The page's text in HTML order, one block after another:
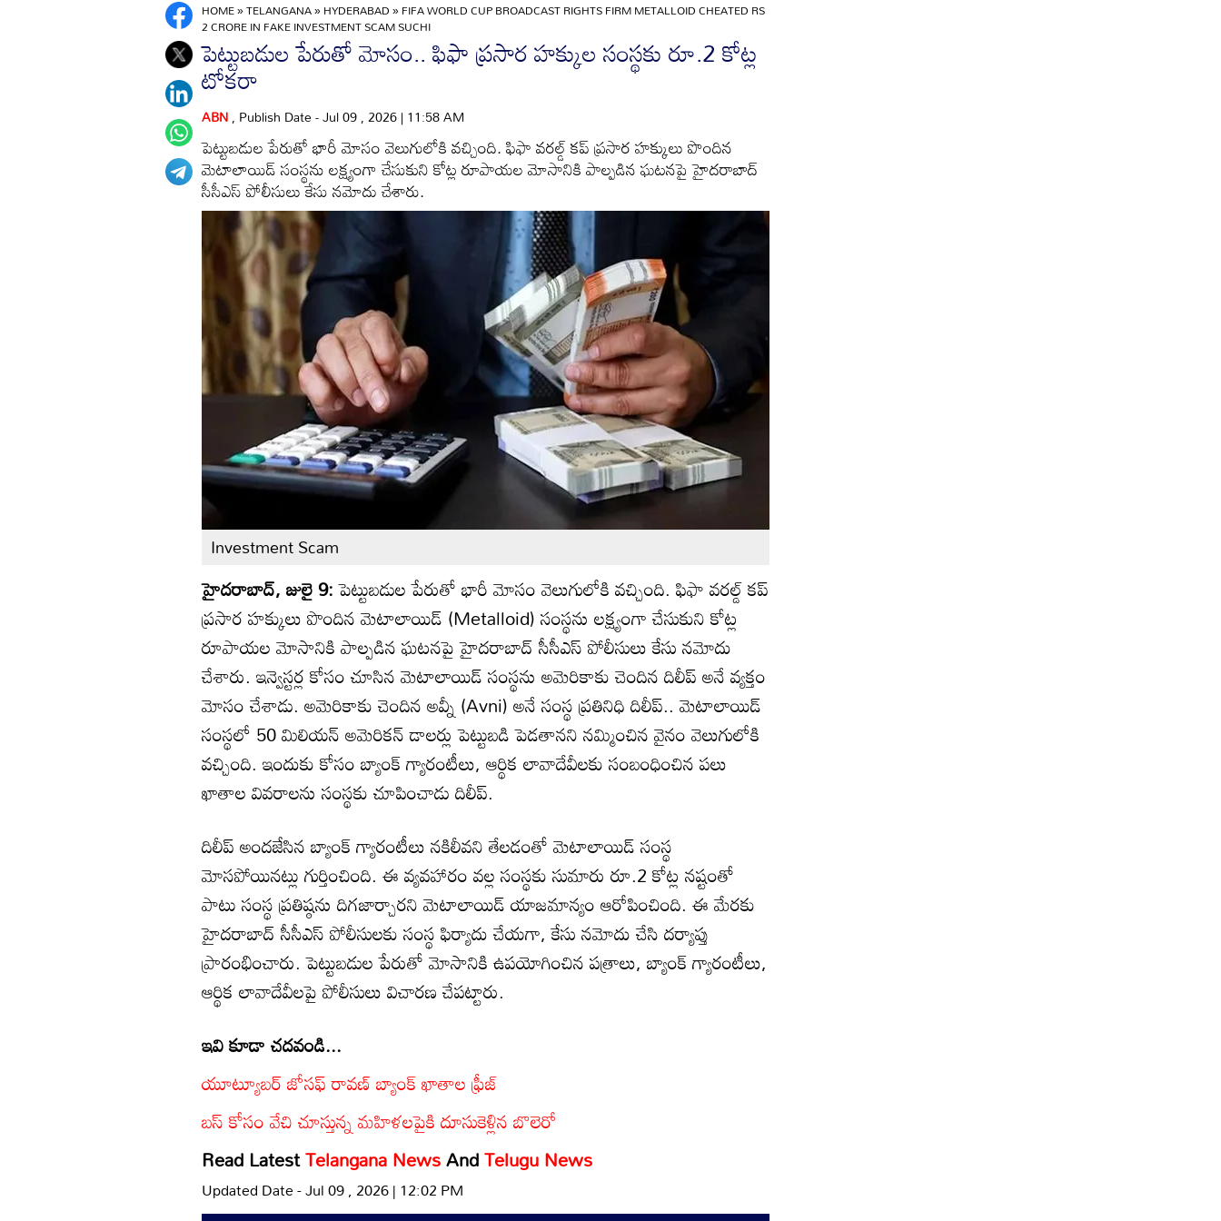
HOME»TELANGANA»HYDERABAD»FIFA WORLD CUP BROADCAST RIGHTS FIRM METALLOID CHEATED RS
2 CRORE IN FAKE INVESTMENT SCAM SUCHI
పెట్టుబడుల పేరుతో మోసం.. ఫిఫా ప్రసార హక్కుల సంస్థకు రూ.2 కోట్ల
టోకరా
ABN, Publish Date - Jul 09 , 2026 | 11:58 AM
పెట్టుబడుల పేరుతో భారీ మోసం వెలుగులోకి వచ్చింది. ఫిఫా వరల్డ్ కప్ ప్రసార హక్కులు పొందిన
మెటాలాయిడ్ సంస్థను లక్ష్యంగా చేసుకుని కోట్ల రూపాయల మోసానికి పాల్పడిన ఘటనపై హైదరాబాద్
సీసీఎస్ పోలీసులు కేసు నమోదు చేశారు.
Investment Scam
హైదరాబాద్, జులై 9:పెట్టుబడుల పేరుతో భారీ మోసం వెలుగులోకి వచ్చింది. ఫిఫా వరల్డ్ కప్
ప్రసార హక్కులు పొందిన మెటాలాయిడ్ (Metalloid) సంస్థను లక్ష్యంగా చేసుకుని కోట్ల
రూపాయల మోసానికి పాల్పడిన ఘటనపై హైదరాబాద్ సీసీఎస్ పోలీసులు కేసు నమోదు
చేశారు. ఇన్వెస్టర్ల కోసం చూసిన మెటాలాయిడ్ సంస్థను అమెరికాకు చెందిన దిలీప్ అనే వ్యక్తం
మోసం చేశాడు. అమెరికాకు చెందిన అవ్నీ (Avni) అనే సంస్థ ప్రతినిధి దిలీప్.. మెటాలాయిడ్
సంస్థలో 50 మిలియన్ అమెరికన్ డాలర్లు పెట్టుబడి పెడతానని నమ్మించిన వైనం వెలుగులోకి
వచ్చింది. ఇందుకు కోసం బ్యాంక్ గ్యారంటీలు, ఆర్థిక లావాదేవీలకు సంబంధించిన పలు
ఖాతాల వివరాలను సంస్థకు చూపించాడు దిలీప్.
దిలీప్ అందజేసిన బ్యాంక్ గ్యారంటీలు నకిలీవని తేలడంతో మెటాలాయిడ్ సంస్థ
మోసపోయినట్లు గుర్తించింది. ఈ వ్యవహారం వల్ల సంస్థకు సుమారు రూ.2 కోట్ల నష్టంతో
పాటు సంస్థ ప్రతిష్ఠను దిగజార్చారని మెటాలాయిడ్ యాజమాన్యం ఆరోపించింది. ఈ మేరకు
హైదరాబాద్ సీసీఎస్ పోలీసులకు సంస్థ ఫిర్యాదు చేయగా, కేసు నమోదు చేసి దర్యాప్తు
ప్రారంభించారు. పెట్టుబడుల పేరుతో మోసానికి ఉపయోగించిన పత్రాలు, బ్యాంక్ గ్యారంటీలు,
ఆర్థిక లావాదేవీలపై పోలీసులు విచారణ చేపట్టారు.
ఇవి కూడా చదవండి...
యూట్యూబర్ జోసఫ్ రావణ్ బ్యాంక్ ఖాతాల ఫ్రీజ్
బస్ కోసం వేచి చూస్తున్న మహిళలపైకి దూసుకెళ్లిన బొలెరో
Read LatestTelangana NewsAndTelugu News
Updated Date - Jul 09 , 2026 | 12:02 PM